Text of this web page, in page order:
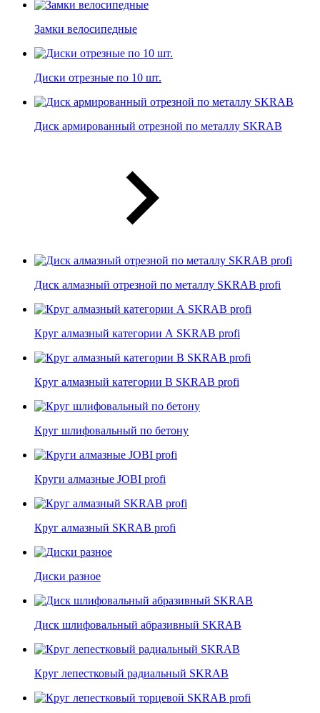
Замки велосипедные
Диски отрезные по 10 шт.
Диск армированный отрезной по металлу SKRAB
Диск алмазный отрезной по металлу SKRAB profi
Круг алмазный категории А SKRAB profi
Круг алмазный категории В SKRAB profi
Круг шлифовальный по бетону
Круги алмазные JOBI profi
Круг алмазный SKRAB profi
Диски разное
Диск шлифовальный абразивный SKRAB
Круг лепестковый радиальный SKRAB